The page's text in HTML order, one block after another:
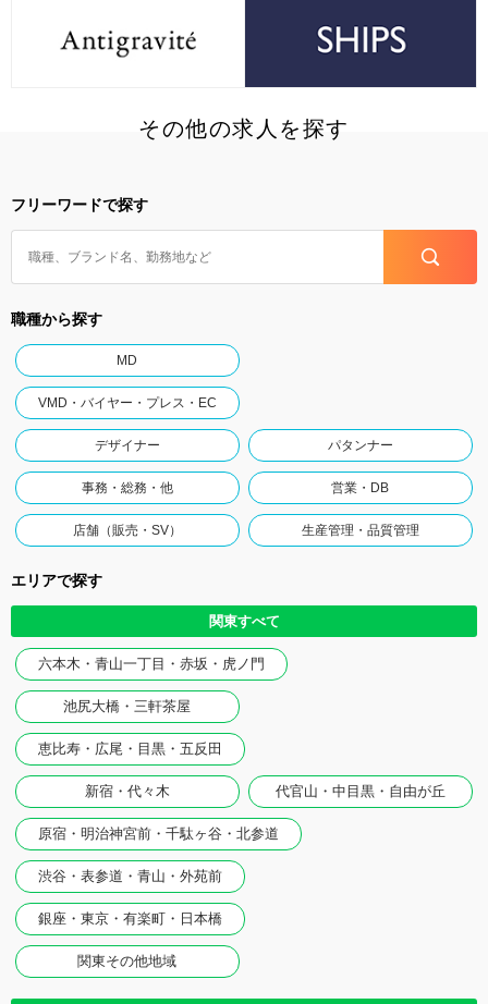
その他の求人を探す
フリーワードで探す
職種から探す
MD
VMD・バイヤー・プレス・EC
デザイナー パタンナー
事務・総務・他 営業・DB
店舗（販売・SV） 生産管理・品質管理
エリアで探す
関東すべて
六本木・青山一丁目・赤坂・虎ノ門
池尻大橋・三軒茶屋
恵比寿・広尾・目黒・五反田
新宿・代々木 代官山・中目黒・自由が丘
原宿・明治神宮前・千駄ヶ谷・北参道
渋谷・表参道・青山・外苑前
銀座・東京・有楽町・日本橋
関東その他地域